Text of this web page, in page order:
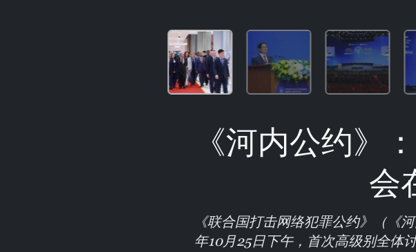
《河内公约》
会
《联合国打击网络犯罪公约》（《
年10月25日下午，首次高级别全体